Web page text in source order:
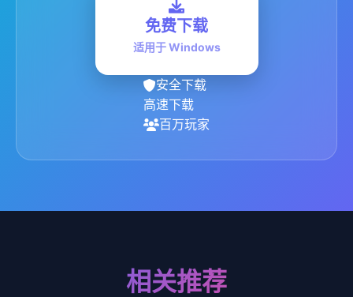
免费下载
适用于 Windows
安全下载
高速下载
百万玩家
相关推荐